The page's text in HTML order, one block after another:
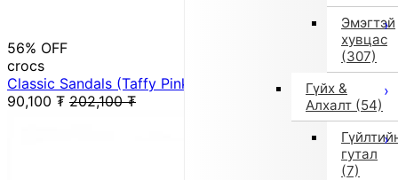
Эмэгтэй
хувцас
(307)
Гүйх &
Алхалт (54)
гутал
(7)
56% OFF
crocs
Classic Sandals (Taffy Pink)
90,100 ₮ 202,100 ₮